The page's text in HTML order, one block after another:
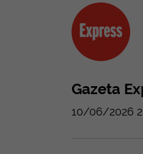
Gazeta
10/06/2026